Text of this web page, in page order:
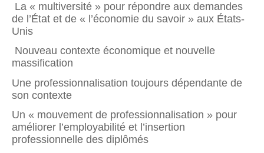
La « multiversité » pour répondre aux demandes
de l’État et de « l’économie du savoir » aux États-
Unis
Nouveau contexte économique et nouvelle
massification
Une professionnalisation toujours dépendante de
son contexte
Un « mouvement de professionnalisation » pour
améliorer l’employabilité et l’insertion
professionnelle des diplômés